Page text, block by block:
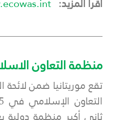
منظمة التعاون
تقع موريتانيا ضمن